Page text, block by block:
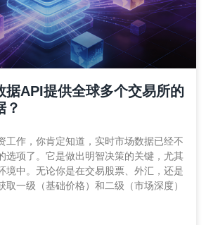
据API提供全球多个交易所的
？
工作，你肯定知道，实时市场数据已经不
选项了。它是做出明智决策的关键，尤其
境中。无论你是在交易股票、外汇，还是
取一级（基础价格）和二级（市场深度）